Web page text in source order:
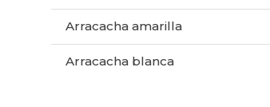
Arracacha amarilla
Arracacha blanca